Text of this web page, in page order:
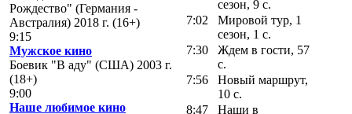
Рождество" (Германия -
Австралия) 2018 г. (16+)
9:15
Мужское кино
Боевик "В аду" (США) 2003 г.
(18+)
9:00
Наше любимое кино
сезон, 9 с.
7:02
Мировой тур, 1
сезон, 1 с.
7:30
Ждем в гости, 57
с.
7:56
Новый маршрут,
10 с.
8:47
Наши в